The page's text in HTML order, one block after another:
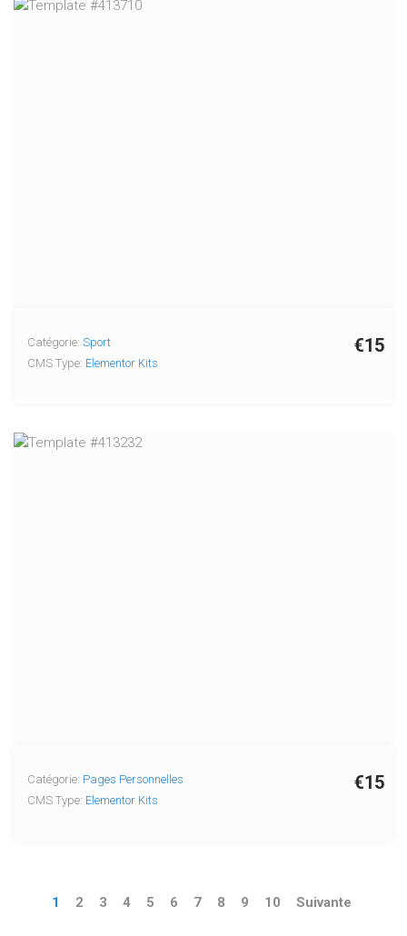
€15
Catégorie: Sport
CMS Type: Elementor Kits
€15
Catégorie: Pages Personnelles
CMS Type: Elementor Kits
1 2 3 4 5 6 7 8 9 10 Suivante